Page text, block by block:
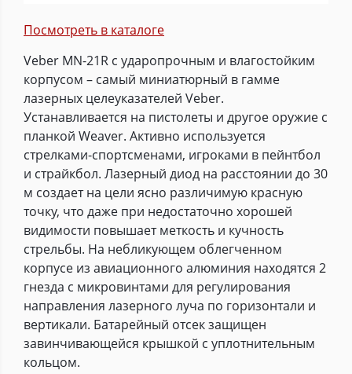
Посмотреть в каталоге
Veber MN-21R с ударопрочным и влагостойким
корпусом – самый миниатюрный в гамме
лазерных целеуказателей Veber.
Устанавливается на пистолеты и другое оружие с
планкой Weaver. Активно используется
стрелками-спортсменами, игроками в пейнтбол
и страйкбол. Лазерный диод на расстоянии до 30
м создает на цели ясно различимую красную
точку, что даже при недостаточно хорошей
видимости повышает меткость и кучность
стрельбы. На небликующем облегченном
корпусе из авиационного алюминия находятся 2
гнезда с микровинтами для регулирования
направления лазерного луча по горизонтали и
вертикали. Батарейный отсек защищен
завинчивающейся крышкой с уплотнительным
кольцом.